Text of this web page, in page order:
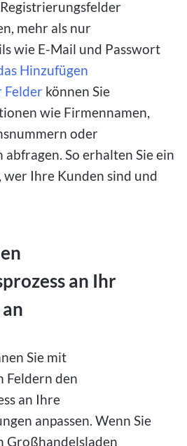
mehr als nur
wie E-Mail und Passwort
Hinzufügen
Felder können Sie
wie Firmennamen,
oder
So erhalten Sie ein
Ihre Kunden sind und
an Ihr
Sie mit
Feldern den
an Ihre
anpassen. Wenn Sie
Großhandelsladen